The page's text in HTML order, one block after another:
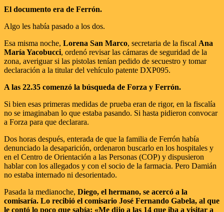
El documento era de Ferrón.
Algo les había pasado a los dos.
Esa misma noche, Lorena San Marco, secretaria de la fiscal Ana
María Yacobucci, ordenó revisar las cámaras de seguridad de la
zona, averiguar si las pistolas tenían pedido de secuestro y tomar
declaración a la titular del vehículo patente DXP095.
A las 22.35 comenzó la búsqueda de Forza y Ferrón.
Si bien esas primeras medidas de prueba eran de rigor, en la fiscalía
no se imaginaban lo que estaba pasando. Si hasta pidieron convocar
a Forza para que declarara.
Dos horas después, enterada de que la familia de Ferrón había
denunciado la desaparición, ordenaron buscarlo en los hospitales y
en el Centro de Orientación a las Personas (COP) y dispusieron
hablar con los allegados y con el socio de la farmacia. Pero Damián
no estaba internado ni desorientado.
Pasada la medianoche, Diego, el hermano, se acercó a la
comisaría. Lo recibió el comisario José Fernando Gabela, al que
le contó lo poco que sabía: «Me dijo a las 14 que iba a visitar a